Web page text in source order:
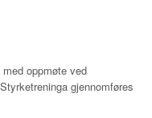
oppmøte ved
gjennomføres